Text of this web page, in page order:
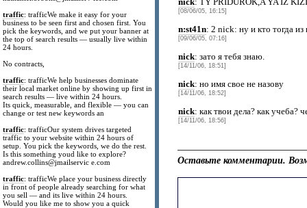
traffic: trafficWe make it easy for your
business to be seen first and chosen first. You
pick the keywords, and we put your banner at
the top of search results — usually live within
24 hours.
No contracts,
traffic: trafficWe help businesses dominate
their local market online by showing up first in
search results — live within 24 hours.
Its quick, measurable, and flexible — you can
change or test new keywords an
traffic: trafficOur system drives targeted
traffic to your website within 24 hours of
setup. You pick the keywords, we do the rest.
Is this something youd like to explore?
andrew.collins@jmailservic e.com
traffic: trafficWe place your business directly
in front of people already searching for what
you sell — and its live within 24 hours.
Would you like me to show you a quick
nick: TY PRIDUROK,A YA IZ
[08/06/05, 16:15]
n:st41n: 2 nick: ну и кто тогда из
[09/06/05, 07:16]
nick: зато я тебя знаю.
[14/11/06, 18:51]
nick: но имя свое не назову
[14/11/06, 18:52]
nick: как твои дела? как учеба?
[14/11/06, 18:56]
Оставьте комментарии.